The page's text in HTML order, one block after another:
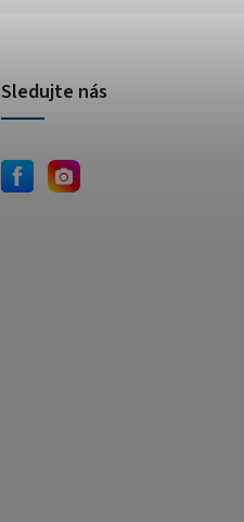
Sledujte nás